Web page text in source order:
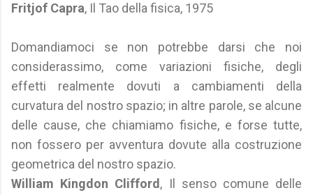
Fritjof Capra, Il Tao della fisica, 1975
Domandiamoci se non potrebbe darsi che noi
considerassimo, come variazioni fisiche, degli
effetti realmente dovuti a cambiamenti della
curvatura del nostro spazio; in altre parole, se alcune
delle cause, che chiamiamo fisiche, e forse tutte,
non fossero per avventura dovute alla costruzione
geometrica del nostro spazio.
William Kingdon Clifford , Il senso comune delle